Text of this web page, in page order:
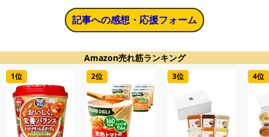
記事への感想・応援フォーム
Amazon売れ筋ランキング
1位 2位 3位 4位